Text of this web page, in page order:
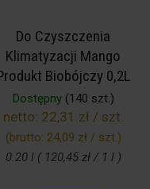
Do Czyszczenia
Klimatyzacji Mango
Biobójczy 0,2L
Dostępny(140 szt.)
netto: 22,31 zł / szt.
(brutto: 24,09 zł / szt.)
0.20 l ( 120,45 zł / 1 l )